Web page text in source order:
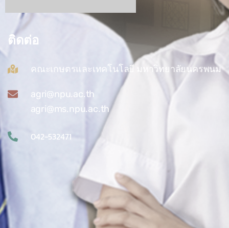
ติดต่อ
คณะเกษตรและเทคโนโลยี มหาวิทยาลัยนครพนม
agri@npu.ac.th
agri@ms.npu.ac.th
042-532471